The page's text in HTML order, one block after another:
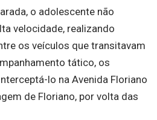
o adolescente não
velocidade, realizando
os veículos que transitavam
tático, os
lo na Avenida Floriano
de Floriano, por volta das